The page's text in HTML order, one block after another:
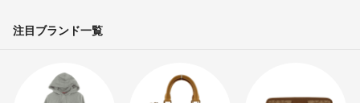
注目ブランド一覧